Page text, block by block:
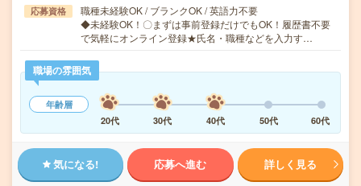
応募資格
職種未経験OK / ブランクOK / 英語力不要
◆未経験OK！〇まずは事前登録だけでもOK！履歴書不要
で気軽にオンライン登録★氏名・職種などを入力す…
職場の雰囲気
年齢層
20代
30代 40代 50代 60代
気になる! 応募へ進む 詳しく見る